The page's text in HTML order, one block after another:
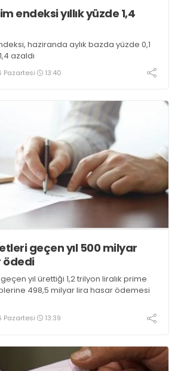
endeksi yıllık yüzde 1,4
haziranda aylık bazda yüzde 0,1
azaldı
Pazartesi 13:40
geçen yıl 500 milyar
ödedi
yıl ürettiği 1,2 trilyon liralık prime
498,5 milyar lira hasar ödemesi
Pazartesi 13:39